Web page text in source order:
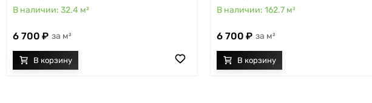
32.4 м²
6 700 м²
162.7 м²
6 700 м²